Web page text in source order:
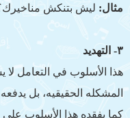
مثال: ليش بتنكش
٣- التهديد
هذا الأسلوب في التعامل
المشكله الحقيقيه، بل
كما يفقده هذا الأسلوب